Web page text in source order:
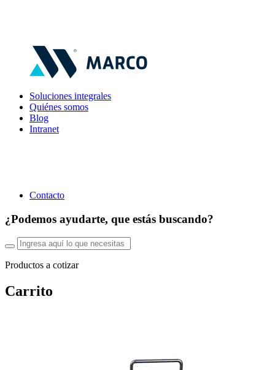
Soluciones integrales
Quiénes somos
Blog
Intranet
Contacto
¿Podemos ayudarte, que estás buscando?
Productos a cotizar
Carrito